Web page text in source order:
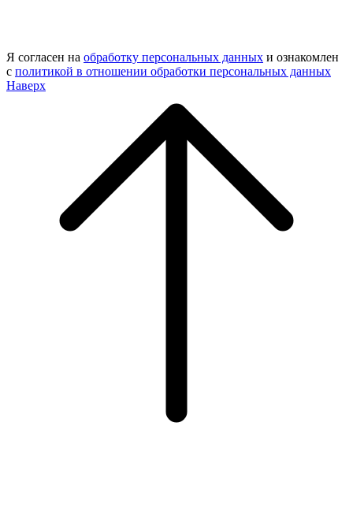
Я согласен на обработку персональных данных и ознакомлен
с политикой в отношении обработки персональных данных
Наверх